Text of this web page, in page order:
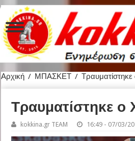
Αρχική / ΜΠΑΣΚΕΤ /
Τραυματίστηκε ο
kokkina.gr TEAM 16:49 - 07/03/